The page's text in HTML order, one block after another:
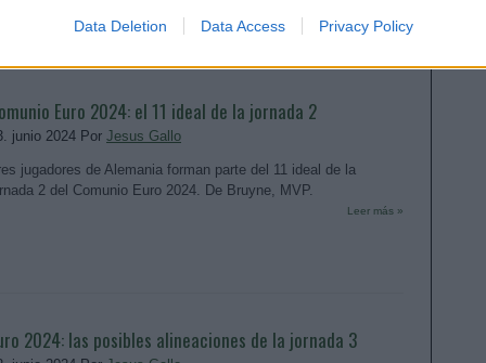
Data Deletion Data Access Privacy Policy
Euro 2024: el 11 ideal de la jornada 2
junio 2024 Por Jesus Gallo
jugadores de Alemania forman parte del 11 ideal de la
2 del Comunio Euro 2024. De Bruyne, MVP.
Leer más »
2024: las posibles alineaciones de la jornada 3